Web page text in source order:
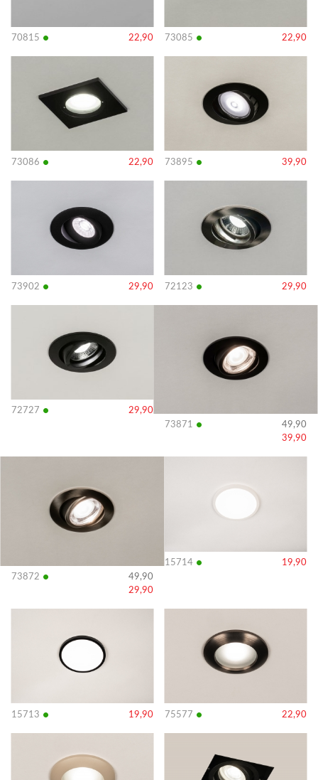
70815 • 22,90 73085 • 22,90
73086 • 22,90
Bekijk
73895 • 39,90
Bekijk
73902 • 29,90
Bekijk
72123 • 29,90
Bekijk
72727 • 29,90
Bekijk
73871 •
49,90
39,90
Bekijk
73872 •
49,90
29,90
15714 • 19,90
15713 • 19,90
Bekijk
75577 • 22,90
Bekijk
Bekijk
Bekijk